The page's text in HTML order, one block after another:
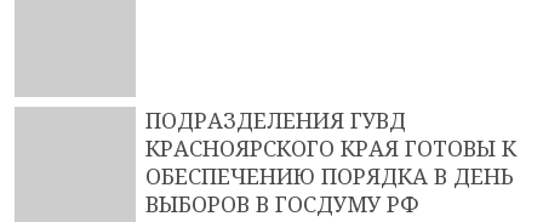
ПОДРАЗДЕЛЕНИЯ ГУВД
КРАСНОЯРСКОГО КРАЯ ГОТОВЫ К
ОБЕСПЕЧЕНИЮ ПОРЯДКА В ДЕНЬ
ВЫБОРОВ В ГОСДУМУ РФ